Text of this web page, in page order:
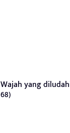
Wajah yang
68)